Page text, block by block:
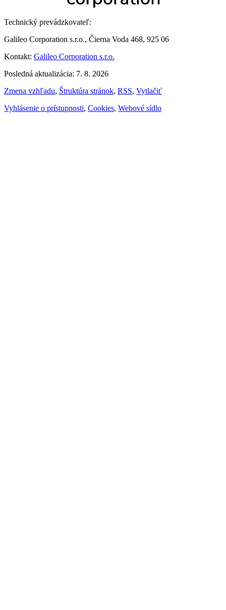
Technický prevádzkovateľ:
Galileo Corporation s.r.o., Čierna Voda 468, 925 06
Kontakt: Galileo Corporation s.r.o.
Posledná aktualizácia: 7. 8. 2026
Zmena vzhľadu, Štruktúra stránok, RSS, Vytlačiť
Vyhlásenie o prístupnosti, Cookies, Webové sídlo